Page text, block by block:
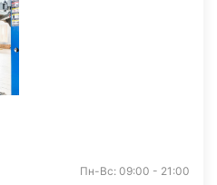
Пн-Вс: 09:00 - 21:00